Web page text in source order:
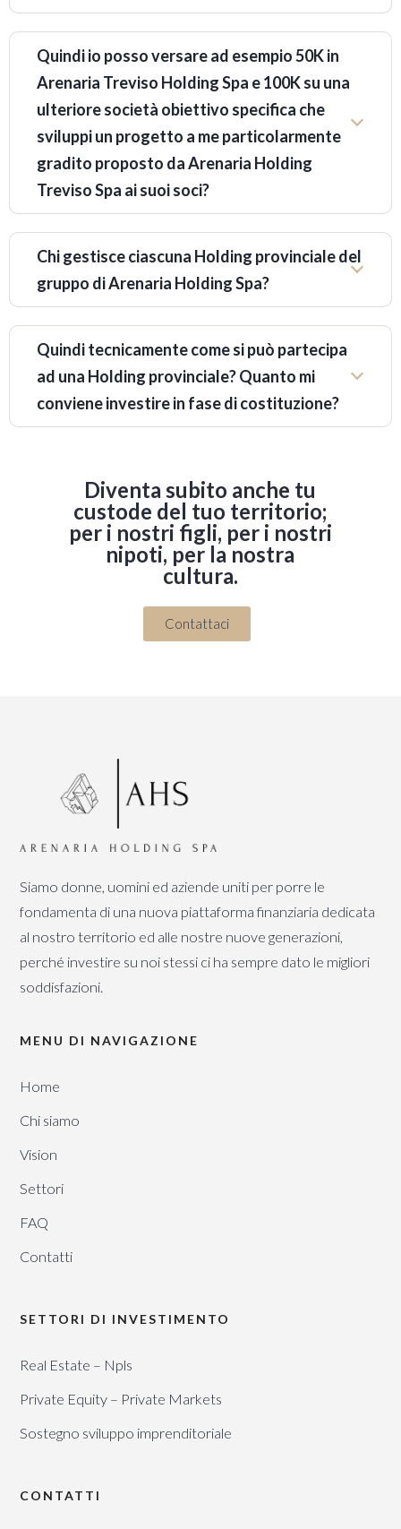
Quindi io posso versare ad esempio 50K in
Arenaria Treviso Holding Spa e 100K su una
ulteriore società obiettivo specifica che
sviluppi un progetto a me particolarmente
gradito proposto da Arenaria Holding
Treviso Spa ai suoi soci?
Chi gestisce ciascuna Holding provinciale del
gruppo di Arenaria Holding Spa?
Quindi tecnicamente come si può partecipa
ad una Holding provinciale? Quanto mi
conviene investire in fase di costituzione?
Diventa subito anche tu
custode del tuo territorio;
per i nostri figli, per i nostri
nipoti, per la nostra
cultura.
Contattaci
Siamo donne, uomini ed aziende uniti per porre le
fondamenta di una nuova piattaforma finanziaria dedicata
al nostro territorio ed alle nostre nuove generazioni,
perché investire su noi stessi ci ha sempre dato le migliori
soddisfazioni.
MENU DI NAVIGAZIONE
Home
Chi siamo
Vision
Settori
FAQ
Contatti
SETTORI DI INVESTIMENTO
Real Estate – Npls
Private Equity – Private Markets
Sostegno sviluppo imprenditoriale
CONTATTI